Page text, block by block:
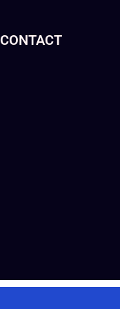
CONTACT